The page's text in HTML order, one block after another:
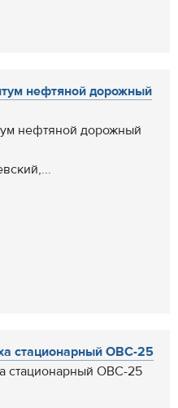
нефтяной дорожный
нефтяной дорожный
стационарный ОВС-25
стационарный ОВС-25